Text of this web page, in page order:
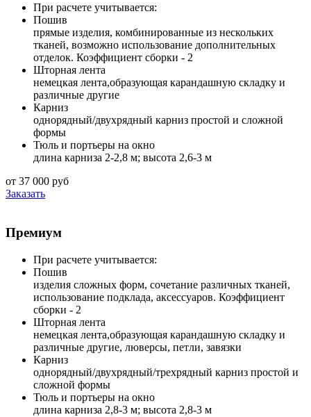
При расчете учитывается:
Пошив
прямые изделия, комбинированные из нескольких
тканей, возможно использование дополнительных
отделок. Коэффициент сборки - 2
Шторная лента
немецкая лента,образующая карандашную складку и
различные другие
Карниз
однорядный/двухрядный карниз простой и сложной
формы
Тюль и портьеры на окно
длина карниза 2-2,8 м; высота 2,6-3 м
от 37 000 руб
Заказать
Премиум
При расчете учитывается:
Пошив
изделия сложных форм, сочетание различных тканей,
использование подклада, аксессуаров. Коэффициент
сборки - 2
Шторная лента
немецкая лента,образующая карандашную складку и
различные другие, люверсы, петли, завязки
Карниз
однорядный/двухрядный/трехрядный карниз простой и
сложной формы
Тюль и портьеры на окно
длина карниза 2,8-3 м; высота 2,8-3 м